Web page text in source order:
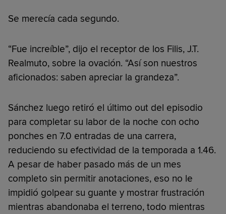
Se merecía cada segundo.
“Fue increíble”, dijo el receptor de los Filis, J.T.
Realmuto, sobre la ovación. “Así son nuestros
aficionados: saben apreciar la grandeza”.
Sánchez luego retiró el último out del episodio
para completar su labor de la noche con ocho
ponches en 7.0 entradas de una carrera,
reduciendo su efectividad de la temporada a 1.46.
A pesar de haber pasado más de un mes
completo sin permitir anotaciones, eso no le
impidió golpear su guante y mostrar frustración
mientras abandonaba el terreno, todo mientras